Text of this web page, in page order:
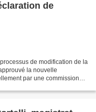
de
de modification de la
la nouvelle
par une commission